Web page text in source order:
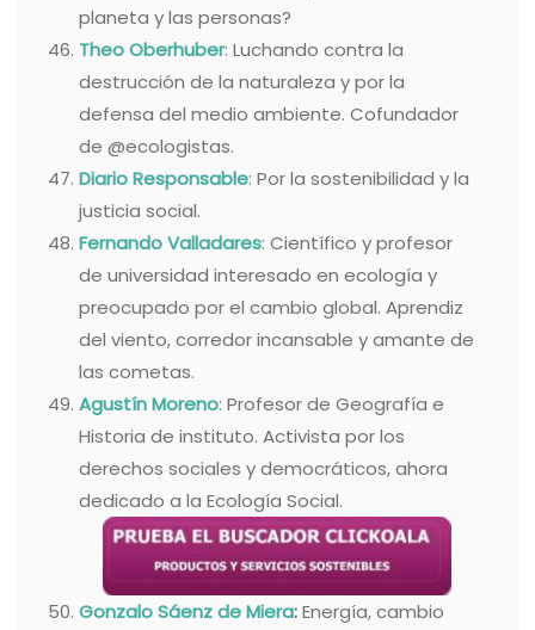
planeta y las personas?
Theo Oberhuber: Luchando contra la
destrucción de la naturaleza y por la
defensa del medio ambiente. Cofundador
de @ecologistas.
Diario Responsable: Por la sostenibilidad y la
justicia social.
Fernando Valladares: Científico y profesor
de universidad interesado en ecología y
preocupado por el cambio global. Aprendiz
del viento, corredor incansable y amante de
las cometas.
Agustín Moreno: Profesor de Geografía e
Historia de instituto. Activista por los
derechos sociales y democráticos, ahora
dedicado a la Ecología Social.
Gonzalo Sáenz de Miera:Energía, cambio